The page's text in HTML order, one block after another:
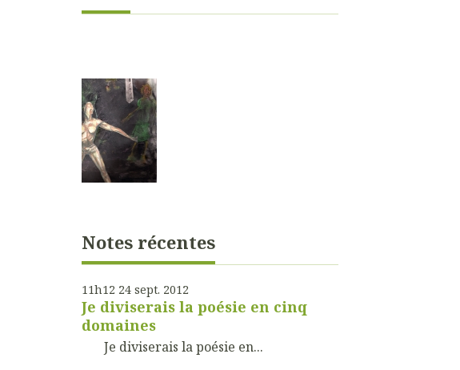
Notes récentes
11h12 24 sept. 2012
Je diviserais la poésie en cinq
domaines
Je diviserais la poésie en...